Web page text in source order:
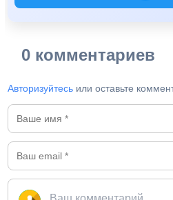
0 комментариев
Авторизуйтесь или оставьте